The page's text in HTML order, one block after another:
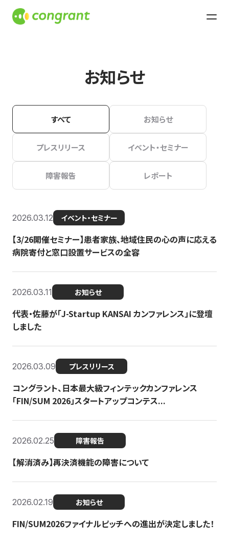
お知らせ
すべて お知らせ
プレスリリース イベント・セミナー
障害報告 レポート
2026.03.12 イベント・セミナー
【3/26開催セミナー】患者家族、地域住民の心の声に応える
病院寄付と窓口設置サービスの全容
2026.03.11 お知らせ
代表・佐藤が「J-Startup KANSAI カンファレンス」に登壇
しました
2026.03.09 プレスリリース
コングラント、日本最大級フィンテックカンファレンス
「FIN/SUM 2026」スタートアップコンテス...
2026.02.25 障害報告
【解消済み】再決済機能の障害について
2026.02.19 お知らせ
FIN/SUM2026ファイナルピッチへの進出が決定しました！